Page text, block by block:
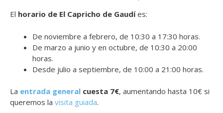
El horario de El Capricho de Gaudíes:
De noviembre a febrero, de 10:30 a 17:30 horas.
De marzo a junio y en octubre, de 10:30 a 20:00
horas.
Desde julio a septiembre, de 10:00 a 21:00 horas.
La entrada general cuesta 7€, aumentando hasta 10€ si
queremos la visita guiada.